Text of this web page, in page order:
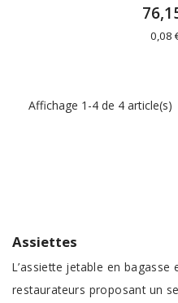
0,08
Affichage 1-4 de 4 article(s)
Assiettes
L’assiette jetable en
restaurateurs proposant un